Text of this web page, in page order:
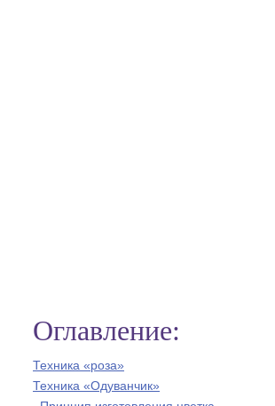
Оглавление:
Техника «роза»
Техника «Одуванчик»